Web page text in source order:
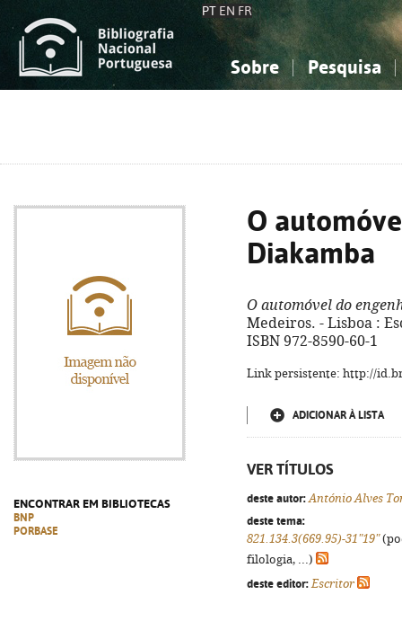
PT EN FR
Sobre Pesquisa
ENCONTRAR EM BIBLIOTECAS
BNP
PORBASE
O
Diakamba
O automóvel do
Medeiros. - Lisboa :
ISBN 972-8590-60-1
Link persistente: http://
ADICIONAR À LISTA
VER TÍTULOS
deste autor: António Alves
deste tema:
821.134.3(669.95)-31"19"
filologia, ...)
deste editor: Escritor